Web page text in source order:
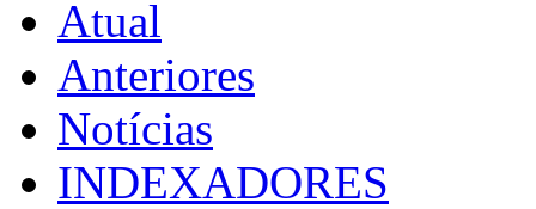
Atual
Anteriores
Notícias
INDEXADORES